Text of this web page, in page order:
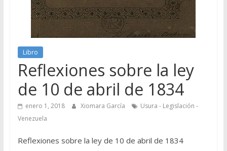
Libro
Reflexiones sobre la ley
de 10 de abril de 1834
enero 1, 2018 Xiomara García
Usura - Legislación -
Venezuela
Reflexiones sobre la ley de 10 de abril de 1834